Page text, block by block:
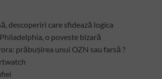
descoperiri care sfidează logica
o poveste bizară
prăbușirea unui OZN sau farsă ?